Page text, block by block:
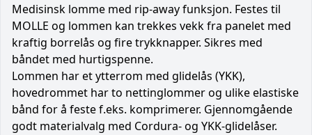
Medisinsk lomme med rip-away funksjon. Festes til
MOLLE og lommen kan trekkes vekk fra panelet med
kraftig borrelås og fire trykknapper. Sikres med
båndet med hurtigspenne.
Lommen har et ytterrom med glidelås (YKK),
hovedrommet har to nettinglommer og ulike elastiske
bånd for å feste f.eks. komprimerer. Gjennomgående
godt materialvalg med Cordura- og YKK-glidelåser.